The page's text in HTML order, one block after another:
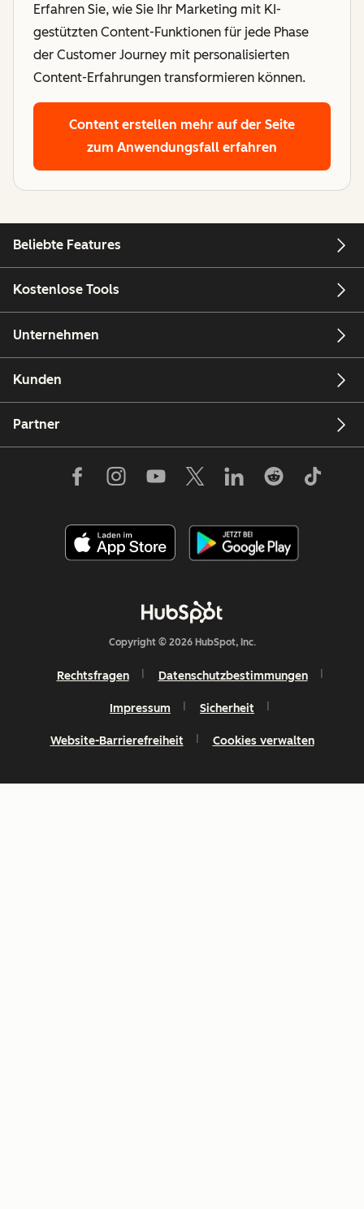
Erfahren Sie, wie Sie Ihr Marketing mit KI-
gestützten Content-Funktionen für jede Phase
der Customer Journey mit personalisierten
Content-Erfahrungen transformieren können.
Content erstellen mehr auf der Seite
zum Anwendungsfall erfahren
Beliebte Features
Kostenlose Tools
Unternehmen
Kunden
Partner
Copyright © 2026 HubSpot, Inc.
Rechtsfragen Datenschutzbestimmungen
Impressum Sicherheit
Website-Barrierefreiheit Cookies verwalten